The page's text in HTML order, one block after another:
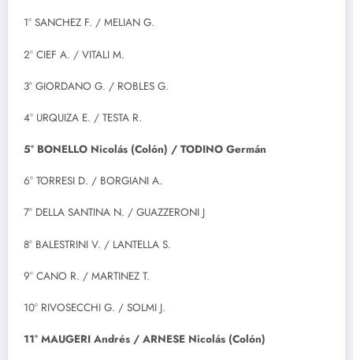
1° SANCHEZ F. / MELIAN G.
2° CIEF A. / VITALI M.
3° GIORDANO G. / ROBLES G.
4° URQUIZA E. / TESTA R.
5° BONELLO Nicolás (Colón) / TODINO Germán
6° TORRESI D. / BORGIANI A.
7° DELLA SANTINA N. / GUAZZERONI J
8° BALESTRINI V. / LANTELLA S.
9° CANO R. / MARTINEZ T.
10° RIVOSECCHI G. / SOLMI J.
11° MAUGERI Andrés / ARNESE Nicolás (Colón)